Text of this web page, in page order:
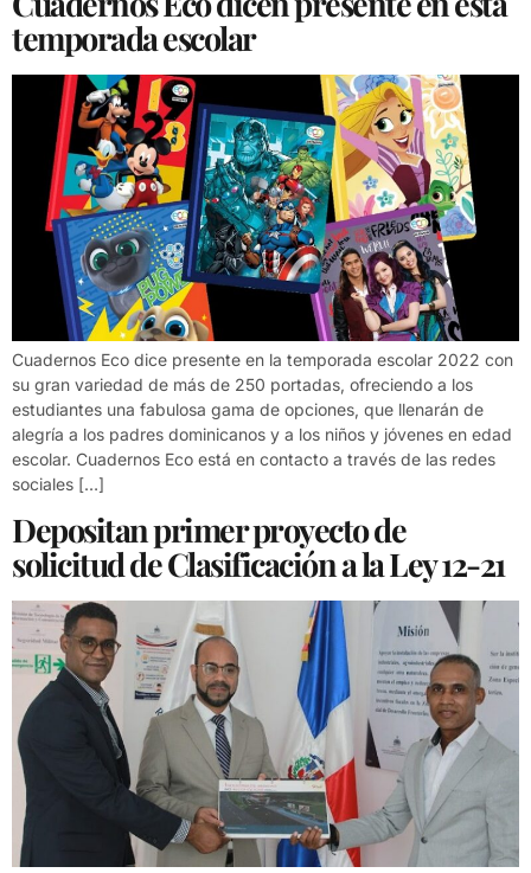
temporada escolar
Cuadernos Eco dice presente en la temporada escolar 2022 con
su gran variedad de más de 250 portadas, ofreciendo a los
estudiantes una fabulosa gama de opciones, que llenarán de
alegría a los padres dominicanos y a los niños y jóvenes en edad
escolar. Cuadernos Eco está en contacto a través de las redes
sociales […]
Depositan primer proyecto de
solicitud de Clasificación a la Ley 12-21